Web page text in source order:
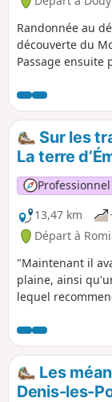
Randonnée au
découverte du
Passage ensuite
passerelle de
Saint-Pierre. Le
itinéraire puis
Basse Plaine où
que des hérons
un autre pont
Prieuré avant de
Sur les
La terre
13,47 km
Départ à
"Maintenant il
plaine, ainsi
lequel
département
un de ses
Les
Denis-les-